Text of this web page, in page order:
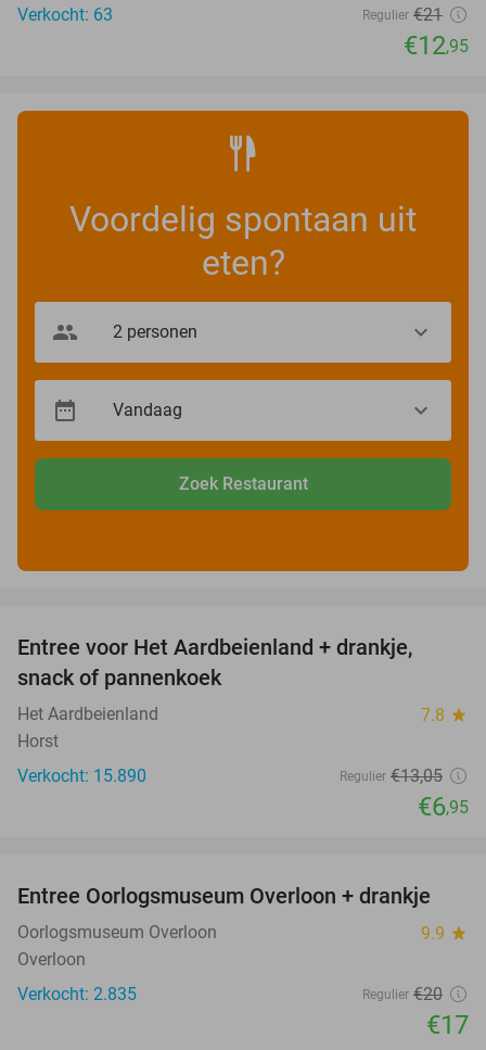
Verkocht: 63
Regulier €21
€12,95
Voordelig spontaan uit
eten?
Zoek Restaurant
Entree voor Het Aardbeienland + drankje,
snack of pannenkoek
Het Aardbeienland 7.8 star
Horst
Verkocht: 15.890
Regulier €13,05
€6,95
15%
Entree Oorlogsmuseum Overloon + drankje
Oorlogsmuseum Overloon 9.9 star
Overloon
Verkocht: 2.835
Regulier €20
€17